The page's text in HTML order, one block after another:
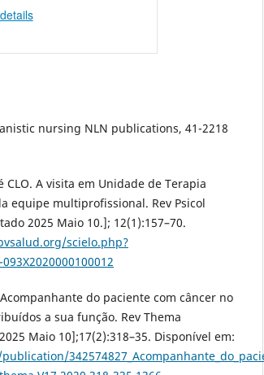
nursing NLN publications, 41-2218
CLO. A visita em Unidade de Terapia
equipe multiprofissional. Rev Psicol
2025 Maio 10.]; 12(1):157–70.
scielo.php?
do paciente com câncer no
a sua função. Rev Thema
Maio 10];17(2):318–35. Disponível em: